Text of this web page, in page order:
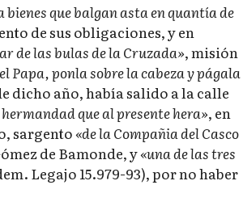
que balgan asta en quantía de
de sus obligaciones, y en
de las bulas de la Cruzada», misión
Papa, ponla sobre la cabeza y págala
dicho año, había salido a la calle
que al presente hera», en
sargento«de la Compañia del Casco
de Bamonde, y«una de las tres
Legajo 15.979-93), por no haber